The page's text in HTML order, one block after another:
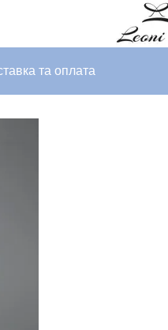
та оплата